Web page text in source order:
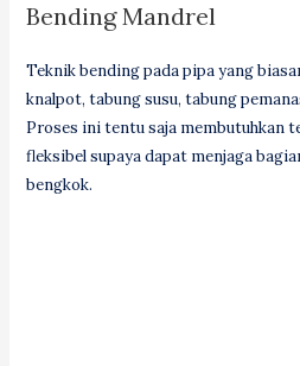
Bending Mandrel
Teknik bending pada pipa yang
knalpot, tabung susu, tabung
Proses ini tentu saja membutuhkan
fleksibel supaya dapat menjaga
bengkok.